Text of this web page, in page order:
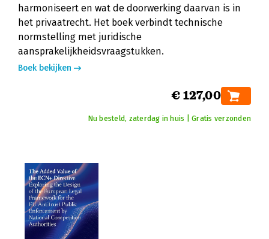
harmoniseert en wat de doorwerking daarvan is in
het privaatrecht. Het boek verbindt technische
normstelling met juridische
aansprakelijkheidsvraagstukken.
Boek bekijken
€ 127,00
Nu besteld, zaterdag in huis | Gratis verzonden